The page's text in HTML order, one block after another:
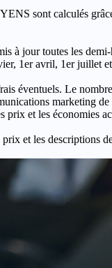
sont calculés grâce
jour toutes les demi-
1er avril, 1er juillet
éventuels. Le
marketing
et les économies
et les descriptions